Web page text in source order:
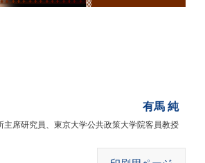
有馬 純
主席研究員、東京大学公共政策大学院客員教授